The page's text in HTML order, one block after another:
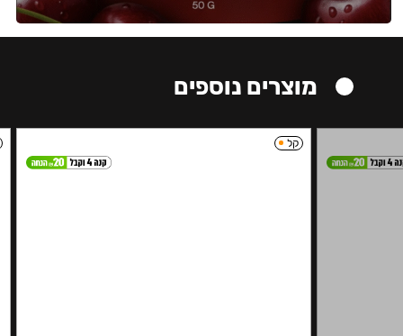
מוצרים נוספים
קל